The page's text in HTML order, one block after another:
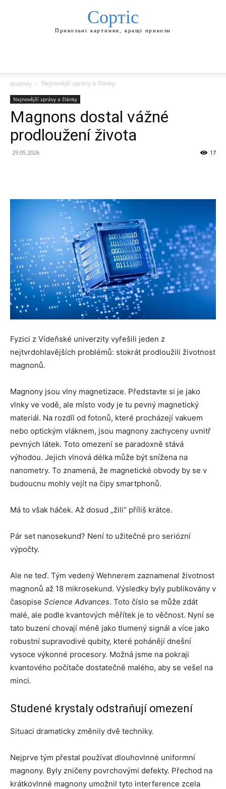
Сортіс
Прикольні картинки, кращі приколи
додому Nejnovější zprávy a články
Nejnovější zprávy a články
Magnons dostal vážné
prodloužení života
29.05.2026 17
Fyzici z Vídeňské univerzity vyřešili jeden z
nejtvrdohlavějších problémů: stokrát prodloužili životnost
magnonů.
Magnony jsou vlny magnetizace. Představte si je jako
vlnky ve vodě, ale místo vody je tu pevný magnetický
materiál. Na rozdíl od fotonů, které procházejí vakuem
nebo optickým vláknem, jsou magnony zachyceny uvnitř
pevných látek. Toto omezení se paradoxně stává
výhodou. Jejich vlnová délka může být snížena na
nanometry. To znamená, že magnetické obvody by se v
budoucnu mohly vejít na čipy smartphonů.
Má to však háček. Až dosud „žili“ příliš krátce.
Pár set nanosekund? Není to užitečné pro seriózní
výpočty.
Ale ne teď. Tým vedený Wehnerem zaznamenal životnost
magnonů až 18 mikrosekund. Výsledky byly publikovány v
časopise Science Advances. Toto číslo se může zdát
malé, ale podle kvantových měřítek je to věčnost. Nyní se
tato buzení chovají méně jako tlumený signál a více jako
robustní supravodivé qubity, které pohánějí dnešní
vysoce výkonné procesory. Možná jsme na pokraji
kvantového počítače dostatečně malého, aby se vešel na
minci.
Studené krystaly odstraňují omezení
Situaci dramaticky změnily dvě techniky.
Nejprve tým přestal používat dlouhovlnné uniformní
magnony. Byly zničeny povrchovými defekty. Přechod na
krátkovlnné magnony umožnil tyto interference zcela